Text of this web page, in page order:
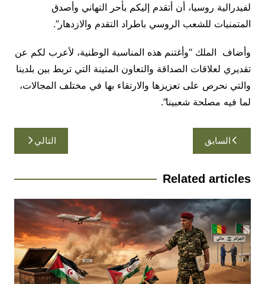
لفيدرالية روسيا، أن أتقدم إليكم بأحر التهاني وأصدق
المتمنيات للشعب الروسي باطراد التقدم والازدهار”.
وأضاف الملك “وأغتنم هذه المناسبة الوطنية، لأعرب لكم عن
تقديري لعلاقات الصداقة والتعاون المتينة التي تربط بين بلدينا
والتي نحرص على تعزيزها والارتقاء بها في مختلف المجالات،
لما فيه مصلحة شعبينا”.
تصفّح
المقالات
السابق التالي
Related articles